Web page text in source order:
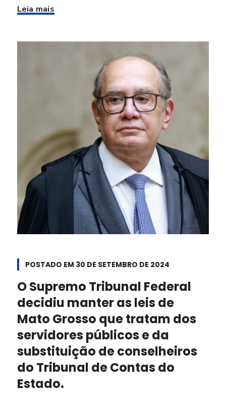
Leia mais
POSTADO EM 30 DE SETEMBRO DE 2024
O Supremo Tribunal Federal
decidiu manter as leis de
Mato Grosso que tratam dos
servidores públicos e da
substituição de conselheiros
do Tribunal de Contas do
Estado.